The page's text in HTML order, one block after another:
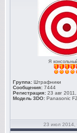
Я
Группа: Штрафники
Сообщения: 7444
Регистрация: 23 авг
Модель 3DO: Panasonic
23 июл 2014,